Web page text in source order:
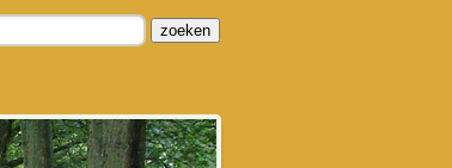
zoeken